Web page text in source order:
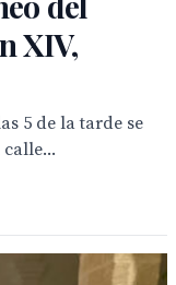
XIV,
5 de la tarde se